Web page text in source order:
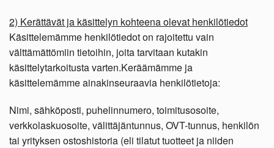
2) Kerättävät ja käsittelyn kohteena olevat henkilötiedot
Käsittelemämme henkilötiedot on rajoitettu vain
välttämättömiin tietoihin, joita tarvitaan kutakin
käsittelytarkoitusta varten.Keräämämme ja
käsittelemämme ainakinseuraavia henkilötietoja:
Nimi, sähköposti, puhelinnumero, toimitusosoite,
verkkolaskuosoite, välittäjäntunnus, OVT-tunnus, henkilön
tai yrityksen ostoshistoria (eli tilatut tuotteet ja niiden